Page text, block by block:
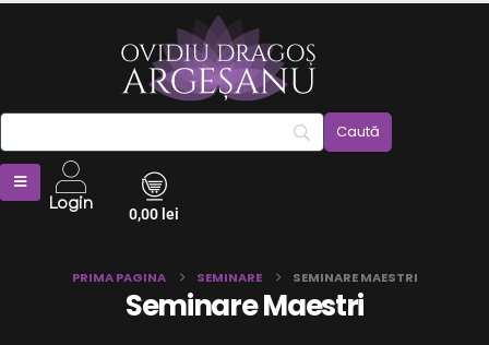
Login 0,00 lei
PRIMA PAGINA SEMINARE SEMINARE MAESTRI
Seminare Maestri